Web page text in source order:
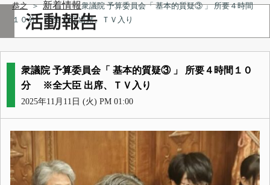
恭之 ＞ 新着情報衆議院 予算委員会「 基本的質疑③ 」 所要４時間
１０分 ※全大臣 出席、ＴＶ入り
衆議院 予算委員会「 基本的質疑③ 」 所要４時間１０
分 ※全大臣 出席、ＴＶ入り
2025年11月11日 (火) PM 01:00